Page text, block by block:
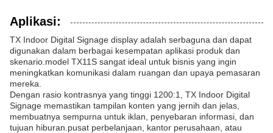
Aplikasi:
TX Indoor Digital Signage display adalah serbaguna dan dapat
digunakan dalam berbagai kesempatan aplikasi produk dan
skenario.model TX11S sangat ideal untuk bisnis yang ingin
meningkatkan komunikasi dalam ruangan dan upaya pemasaran
mereka.
Dengan rasio kontrasnya yang tinggi 1200:1, TX Indoor Digital
Signage memastikan tampilan konten yang jernih dan jelas,
membuatnya sempurna untuk iklan, penyebaran informasi, dan
tujuan hiburan.pusat perbelanjaan, kantor perusahaan, atau